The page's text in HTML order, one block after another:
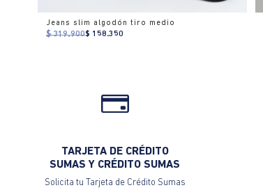
Jeans slim algodón tiro medio
$ 319.900$ 158.350
TARJETA DE CRÉDITO
SUMAS Y CRÉDITO SUMAS
Solicita tu Tarjeta de Crédito Sumas